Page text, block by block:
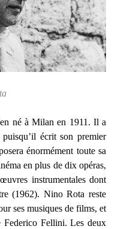
né à Milan en 1911. Il a
écrit son premier
énormément toute sa
en plus de dix opéras,
instrumentales dont
(1962). Nino Rota reste
ses musiques de films, et
Federico Fellini. Les deux